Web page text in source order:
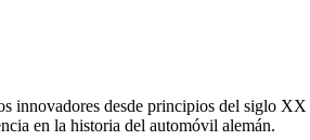
innovadores desde principios del siglo
en la historia del automóvil alemán.